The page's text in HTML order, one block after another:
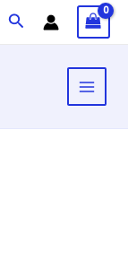
Paieška